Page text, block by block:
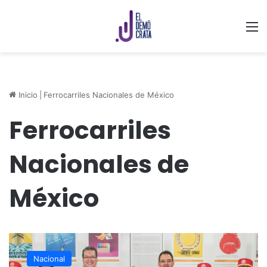
Inicio Ferrocarriles Nacionales de México
Ferrocarriles
Nacionales de
México
Tren
Maya
conmemora
Nacional